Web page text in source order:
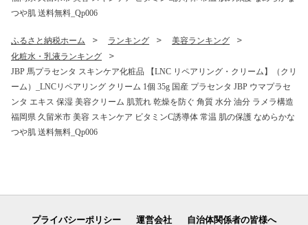
つや肌 送料無料_Qp006
ふるさと納税ホーム ランキング
美容ランキング
化粧水・乳液ランキング
JBP 馬プラセンタ スキンケア化粧品 【LNC リペアリング・クリーム】（クリ
ーム）_LNCリペアリング クリーム 1個 35g 国産 プラセンタ JBP ウマプラセ
ンタ エキス 保湿 美容クリーム 肌荒れ 乾燥を防ぐ 角質 水分 油分 ラメラ構造
福岡県 久留米市 美容 スキンケア ビタミンC誘導体 常温 肌の保護 なめらかな
つや肌 送料無料_Qp006
プライバシーポリシー 運営会社 自治体関係者の皆様へ